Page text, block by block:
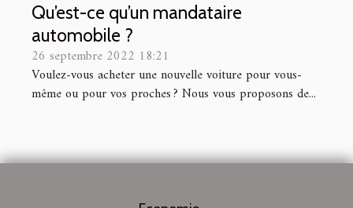
Qu’est-ce qu’un mandataire
automobile ?
26 septembre 2022 18:21
Voulez-vous acheter une nouvelle voiture pour vous-
même ou pour vos proches ? Nous vous proposons de...